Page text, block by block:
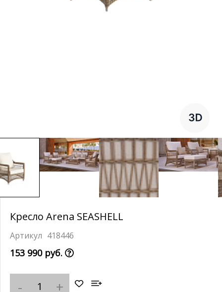
Кресло Arena SEASHELL
418446
153 990 руб.